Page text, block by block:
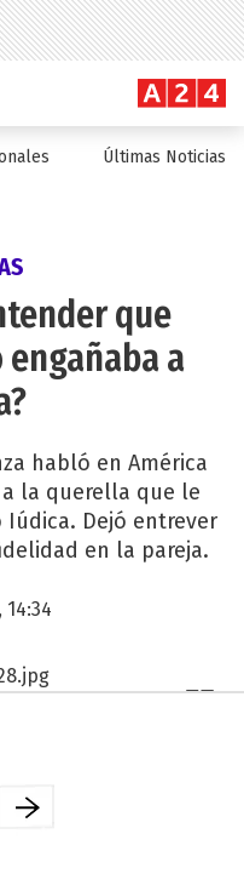
Últimas Noticias
que
a
habló en América
a la querella que le
Iúdica. Dejó entrever
en la pareja.
14:34